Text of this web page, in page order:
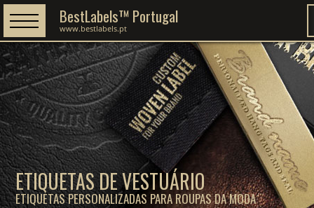
ETIQUETAS DE VESTUÁRIO
ETIQUETAS PERSONALIZADAS PARA ROUPAS DA MODA
BestLabels™ Portugal
www.bestlabels.pt